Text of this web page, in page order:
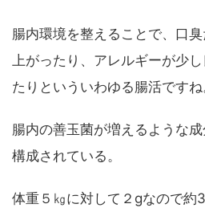
腸内環境を整えることで、口
上がったり、アレルギーが少
たりといういわゆる腸活ですね
腸内の善玉菌が増えるような
構成されている。
体重５㎏に対して２gなので約